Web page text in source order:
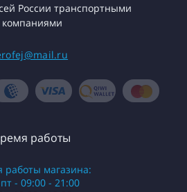
России транспортными
компаниями
работы
работы магазина:
- 09:00 - 21:00